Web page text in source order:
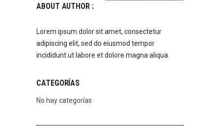
ABOUT AUTHOR :
Lorem ipsum dolor sit amet, consectetur
adipiscing elit, sed do eiusmod tempor
incididunt ut labore et dolore magna aliqua.
CATEGORÍAS
No hay categorías